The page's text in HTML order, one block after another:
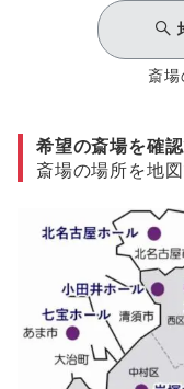
斎
希望の斎場を確
斎場の場所を地